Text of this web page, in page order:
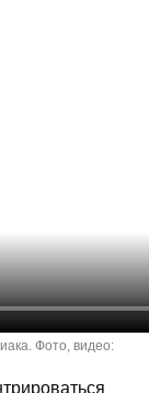
Фото, видео: